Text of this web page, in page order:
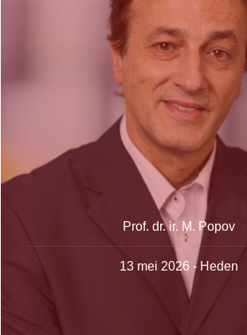
Prof. dr. ir. M. Popov
13 mei 2026 - Heden